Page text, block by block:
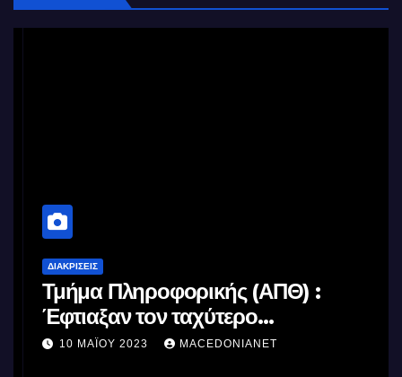
ΔΙΑΚΡΊΣΕΙΣ
Τμήμα Πληροφορικής (ΑΠΘ) :
Έφτιαξαν τον ταχύτερο
επεξεργαστή AI στον κόσμο με τη
10 ΜΑΪ́ΟΥ 2023 MACEDONIANET